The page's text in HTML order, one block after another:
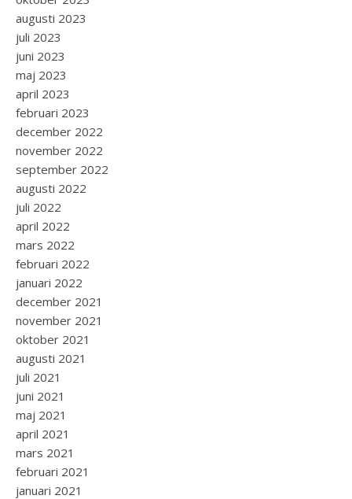
augusti 2023
juli 2023
juni 2023
maj 2023
april 2023
februari 2023
december 2022
november 2022
september 2022
augusti 2022
juli 2022
april 2022
mars 2022
februari 2022
januari 2022
december 2021
november 2021
oktober 2021
augusti 2021
juli 2021
juni 2021
maj 2021
april 2021
mars 2021
februari 2021
januari 2021